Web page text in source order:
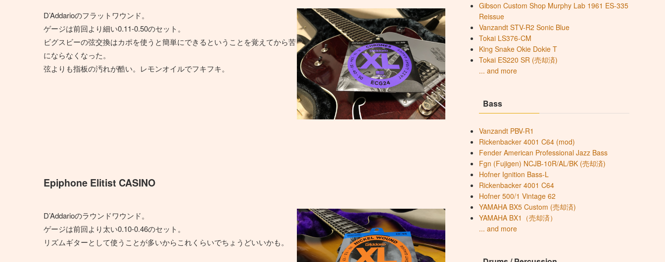
D’Addarioのフラットワウンド。
ゲージは前回より細い0.11-0.50のセット。
ビグスビーの弦交換はカポを使うと簡単にできるということを覚えてから苦
にならなくなった。
弦よりも指板の汚れが酷い。レモンオイルでフキフキ。
Epiphone Elitist CASINO
D’Addarioのラウンドワウンド。
ゲージは前回より太い0.10-0.46のセット。
リズムギターとして使うことが多いからこれくらいでちょうどいいかも。
Gibson Custom Shop Murphy Lab 1961 ES-335
Reissue
Vanzandt STV-R2 Sonic Blue
Tokai LS376-CM
King Snake Okie Dokie T
Tokai ES220 SR (売却済)
... and more
Bass
Vanzandt PBV-R1
Rickenbacker 4001 C64 (mod)
Fender American Professional Jazz Bass
Fgn (Fujigen) NCJB-10R/AL/BK (売却済)
Hofner Ignition Bass-L
Rickenbacker 4001 C64
Hofner 500/1 Vintage 62
YAMAHA BX5 Custom (売却済)
YAMAHA BX1（売却済）
... and more